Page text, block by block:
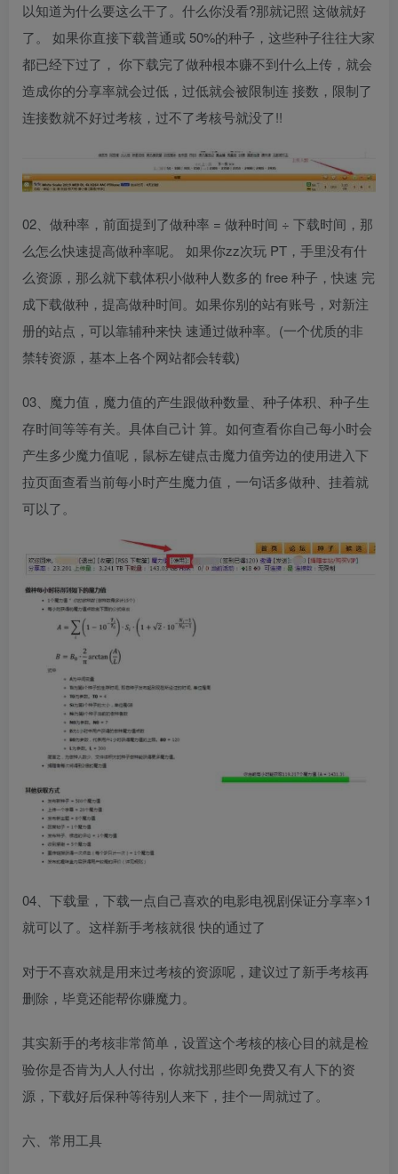
以知道为什么要这么干了。什么你没看?那就记照 这做就好
了。 如果你直接下载普通或 50%的种子，这些种子往往大家
都已经下过了， 你下载完了做种根本赚不到什么上传，就会
造成你的分享率就会过低，过低就会被限制连 接数，限制了
连接数就不好过考核，过不了考核号就没了!!
02、做种率，前面提到了做种率 = 做种时间 ÷ 下载时间，那
么怎么快速提高做种率呢。 如果你zz次玩 PT，手里没有什
么资源，那么就下载体积小做种人数多的 free 种子，快速 完
成下载做种，提高做种时间。如果你别的站有账号，对新注
册的站点，可以靠辅种来快 速通过做种率。(一个优质的非
禁转资源，基本上各个网站都会转载)
03、魔力值，魔力值的产生跟做种数量、种子体积、种子生
存时间等等有关。具体自己计 算。如何查看你自己每小时会
产生多少魔力值呢，鼠标左键点击魔力值旁边的使用进入下
拉页面查看当前每小时产生魔力值，一句话多做种、挂着就
可以了。
04、下载量，下载一点自己喜欢的电影电视剧保证分享率>1
就可以了。这样新手考核就很 快的通过了
对于不喜欢就是用来过考核的资源呢，建议过了新手考核再
删除，毕竟还能帮你赚魔力。
其实新手的考核非常简单，设置这个考核的核心目的就是检
验你是否肯为人人付出，你就找那些即免费又有人下的资
源，下载好后保种等待别人来下，挂个一周就过了。
六、常用工具